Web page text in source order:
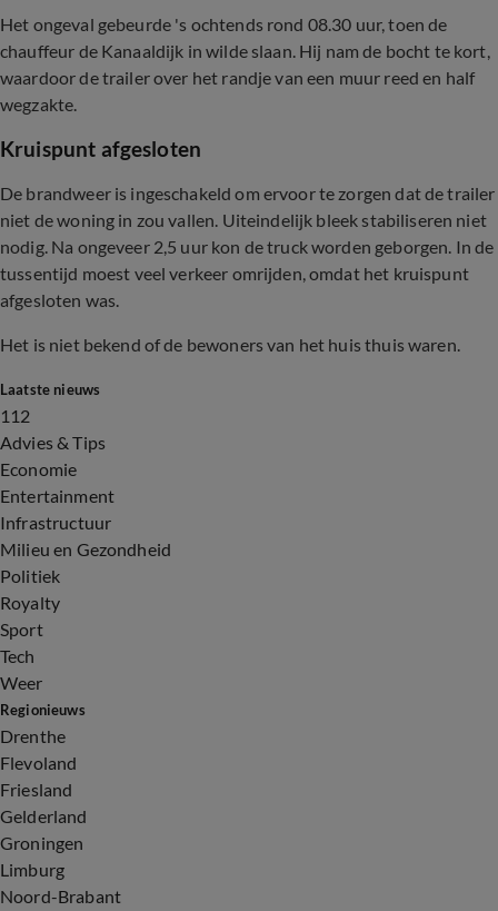
Het ongeval gebeurde 's ochtends rond 08.30 uur, toen de
chauffeur de Kanaaldijk in wilde slaan. Hij nam de bocht te kort,
waardoor de trailer over het randje van een muur reed en half
wegzakte.
Kruispunt afgesloten
De brandweer is ingeschakeld om ervoor te zorgen dat de trailer
niet de woning in zou vallen. Uiteindelijk bleek stabiliseren niet
nodig. Na ongeveer 2,5 uur kon de truck worden geborgen. In de
tussentijd moest veel verkeer omrijden, omdat het kruispunt
afgesloten was.
Het is niet bekend of de bewoners van het huis thuis waren.
Laatste nieuws
112
Advies & Tips
Economie
Entertainment
Infrastructuur
Milieu en Gezondheid
Politiek
Royalty
Sport
Tech
Weer
Regionieuws
Drenthe
Flevoland
Friesland
Gelderland
Groningen
Limburg
Noord-Brabant